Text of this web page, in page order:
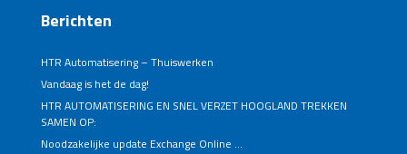
Berichten
HTR Automatisering – Thuiswerken
Vandaag is het de dag!
HTR AUTOMATISERING EN SNEL VERZET HOOGLAND TREKKEN
SAMEN OP:
Noodzakelijke update Exchange Online …